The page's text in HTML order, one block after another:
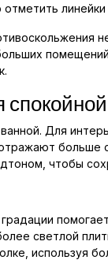
Для
чтобы
светлой
используя